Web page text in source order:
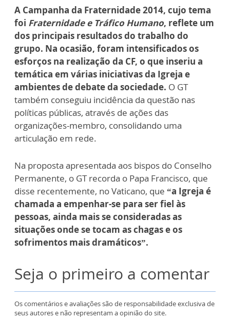
A Campanha da Fraternidade 2014, cujo tema
foi Fraternidade e Tráfico Humano, reflete um
dos principais resultados do trabalho do
grupo. Na ocasião, foram intensificados os
esforços na realização da CF, o que inseriu a
temática em várias iniciativas da Igreja e
ambientes de debate da sociedade. O GT
também conseguiu incidência da questão nas
políticas públicas, através de ações das
organizações-membro, consolidando uma
articulação em rede.
Na proposta apresentada aos bispos do Conselho
Permanente, o GT recorda o Papa Francisco, que
disse recentemente, no Vaticano, que “a Igreja é
chamada a empenhar-se para ser fiel às
pessoas, ainda mais se consideradas as
situações onde se tocam as chagas e os
sofrimentos mais dramáticos”.
Seja o primeiro a comentar
Os comentários e avaliações são de responsabilidade exclusiva de
seus autores e não representam a opinião do site.